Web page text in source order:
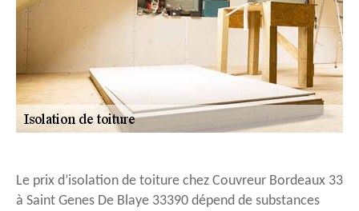
Le prix d’isolation de toiture chez Couvreur Bordeaux 33
à Saint Genes De Blaye 33390 dépend de substances